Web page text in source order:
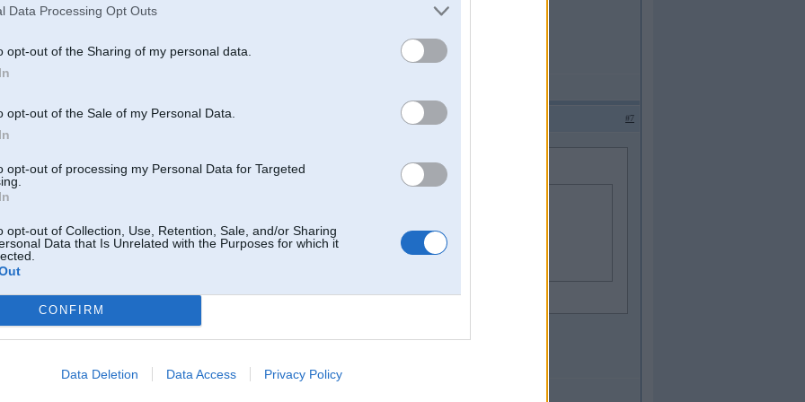
Data Processing Opt Outs
opt-out of the Sharing of my personal data.
opt-out of the Sale of my Personal Data.
opt-out of processing my Personal Data for Targeted
opt-out of Collection, Use, Retention, Sale, and/or Sharing
Data that Is Unrelated with the Purposes for which it
CONFIRM
Data Deletion Data Access Privacy Policy
09. Jan 2017, 15:05 #7
09 Jan 2017, 13:47:44@AFrakstīja:
Jautājums spečukiem
Stāv oriģinālais sūknis tagad(TDS'am) gribu uzlikt ar lielāku pludžeri(11mm) braukšanas ziņā būs kāds
ir jēga. Bet oriģinālais bosch plunžeris maksā virs 400e
Oem nebūs 11mm, un es nez, vai jēga no oem, jo pats TDS un būris nav vairs no svaigajiem...